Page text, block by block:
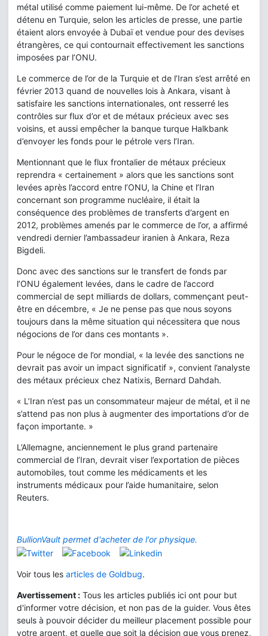
métal utilisé comme paiement lui-même. De l’or acheté et
détenu en Turquie, selon les articles de presse, une partie
étaient alors envoyée à Dubaï et vendue pour des devises
étrangères, ce qui contournait effectivement les sanctions
imposées par l’ONU.
Le commerce de l’or de la Turquie et de l’Iran s’est arrêté en
février 2013 quand de nouvelles lois à Ankara, visant à
satisfaire les sanctions internationales, ont resserré les
contrôles sur flux d’or et de métaux précieux avec ses
voisins, et aussi empêcher la banque turque Halkbank
d’envoyer les fonds pour le pétrole vers l’Iran.
Mentionnant que le flux frontalier de métaux précieux
reprendra « certainement » alors que les sanctions sont
levées après l’accord entre l’ONU, la Chine et l’Iran
concernant son programme nucléaire, il était la
conséquence des problèmes de transferts d’argent en
2012, problèmes amenés par le commerce de l’or, a affirmé
vendredi dernier l’ambassadeur iranien à Ankara, Reza
Bigdeli.
Donc avec des sanctions sur le transfert de fonds par
l’ONU également levées, dans le cadre de l’accord
commercial de sept milliards de dollars, commençant peut-
être en décembre, « Je ne pense pas que nous soyons
toujours dans la même situation qui nécessitera que nous
négocions de l’or dans ces montants ».
Pour le négoce de l’or mondial, « la levée des sanctions ne
devrait pas avoir un impact significatif », convient l’analyste
des métaux précieux chez Natixis, Bernard Dahdah.
« L’Iran n’est pas un consommateur majeur de métal, et il ne
s’attend pas non plus à augmenter des importations d’or de
façon importante. »
L’Allemagne, anciennement le plus grand partenaire
commercial de l’Iran, devrait viser l’exportation de pièces
automobiles, tout comme les médicaments et les
instruments médicaux pour l’aide humanitaire, selon
Reuters.
BullionVault permet d'acheter de l'or physique.
Voir tous les articles de Goldbug.
Avertissement : Tous les articles publiés ici ont pour but
d'informer votre décision, et non pas de la guider. Vous êtes
seuls à pouvoir décider du meilleur placement possible pour
votre argent, et quelle que soit la décision que vous prenez,